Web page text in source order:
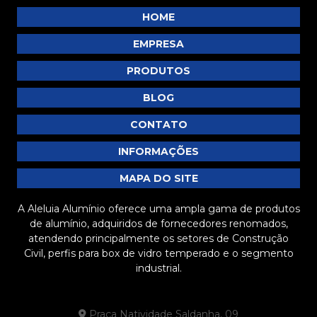
Barra Chata de Alumínio Preço: 5 Dicas para
Barra chata de alumínio preço: como encontrar as
melhores ofertas no mercado
Barra Chata de Alumínio Preço: Descubra as
Barra chata de alumínio preço: descubra as melhores
opções e como economizar na compra
Barra chata de alumínio preço: descubra como
economizar na sua compra
Barra chata de alumínio preço: tudo que você precisa
saber antes de comprar
Barra Chata de Alumínio Preto é a Solução Ideal para
Barra Chata de Alumínio Preto: Vantagens e
HOME
EMPRESA
PRODUTOS
BLOG
CONTATO
INFORMAÇÕES
MAPA DO SITE
A Aleluia Alumínio oferece uma ampla gama de produtos
de alumínio, adquiridos de fornecedores renomados,
atendendo principalmente os setores de Construção
Civil, perfis para box de vidro temperado e o segmento
industrial.
Praça Natividade Saldanha, 09